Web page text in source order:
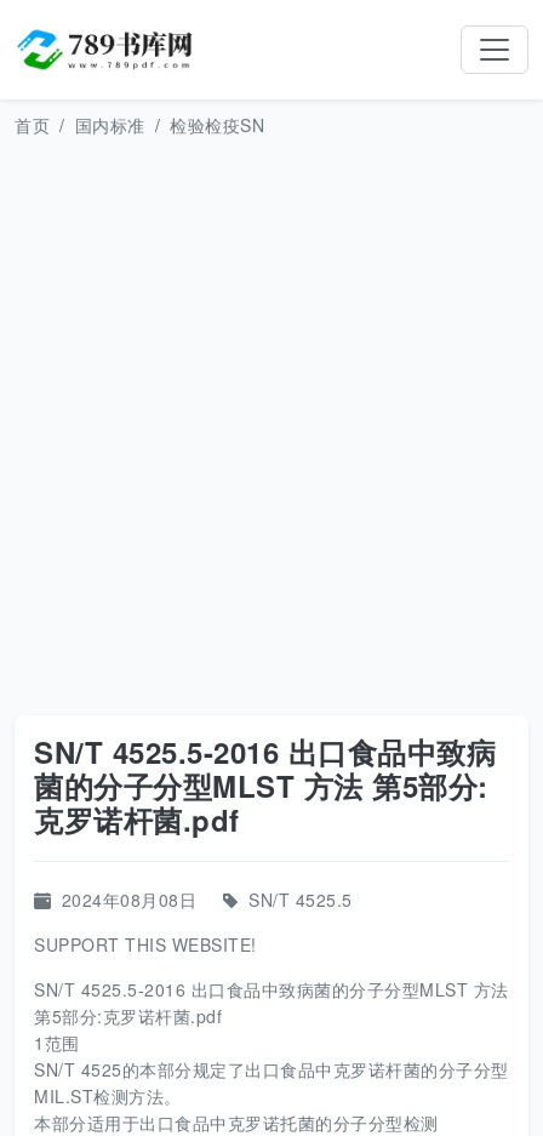
首页 国内标准 检验检疫SN
SN/T 4525.5-2016 出口食品中致病
菌的分子分型MLST 方法 第5部分:
克罗诺杆菌.pdf
2024年08月08日
SN/T 4525.5
SUPPORT THIS WEBSITE!
SN/T 4525.5-2016 出口食品中致病菌的分子分型MLST 方法
第5部分:克罗诺杆菌.pdf
1范围
SN/T 4525的本部分规定了出口食品中克罗诺杆菌的分子分型
MIL.ST检测方法。
本部分适用于出口食品中克罗诺托菌的分子分型检测